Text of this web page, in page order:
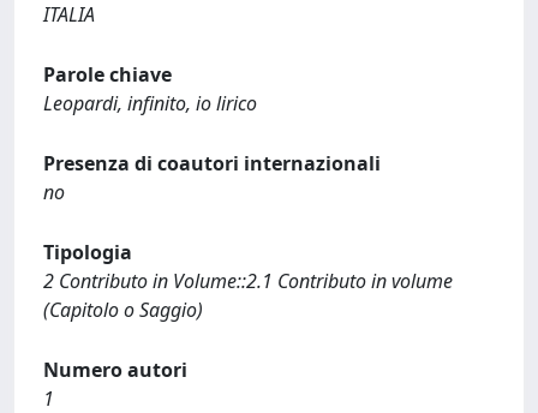
ITALIA
Parole chiave
Leopardi, infinito, io lirico
Presenza di coautori internazionali
no
Tipologia
2 Contributo in Volume::2.1 Contributo in volume
(Capitolo o Saggio)
Numero autori
1